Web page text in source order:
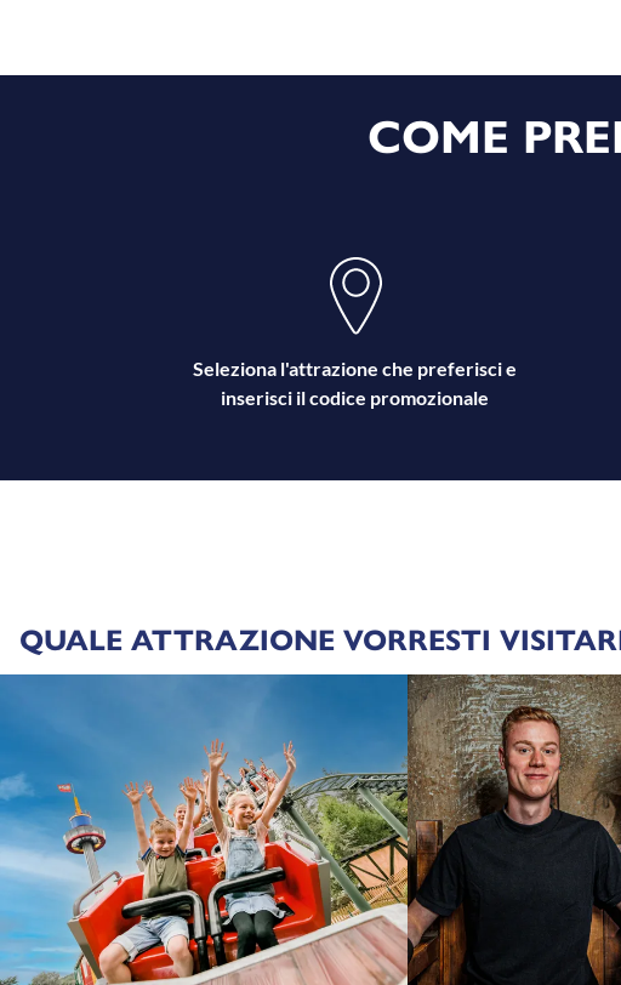
COME
Seleziona l'attrazione che preferisci e
inserisci il codice promozionale
QUALE ATTRAZIONE VORRESTI